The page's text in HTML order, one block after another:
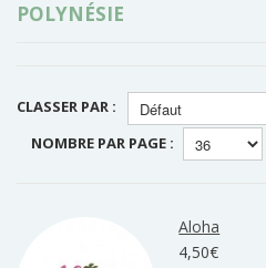
POLYNÉSIE
CLASSER PAR :
NOMBRE PAR PAGE :
Aloha
4,50€